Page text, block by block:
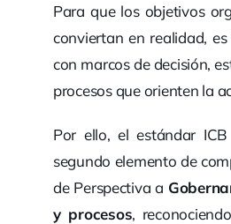
Para que los objetivos
conviertan en realidad,
con marcos de decisión,
procesos que orienten la
Por ello, el estándar
segundo elemento de
de Perspectiva a
y procesos,